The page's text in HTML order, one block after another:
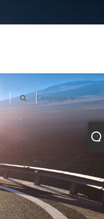
Language